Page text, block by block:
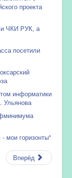
проекта
ЧКИ РУК, а
посетили
информатики
Ульянова
мои горизонты"
Вперёд